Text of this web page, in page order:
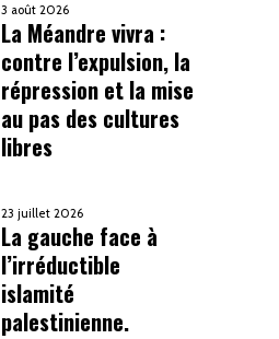
3 août 2026
La Méandre vivra :
contre l’expulsion, la
répression et la mise
au pas des cultures
libres
23 juillet 2026
La gauche face à
l’irréductible
islamité
palestinienne.